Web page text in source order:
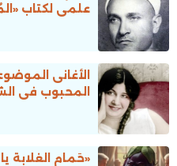
علمى لكتاب
الأغانى
المحبوب فى
«حَمام الغلابة